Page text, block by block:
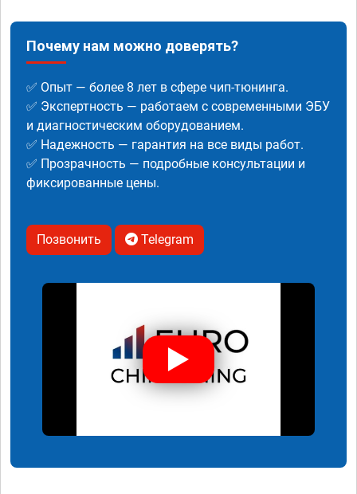
Почему нам можно доверять?
✅ Опыт — более 8 лет в сфере чип-тюнинга.
✅ Экспертность — работаем с современными ЭБУ
и диагностическим оборудованием.
✅ Надежность — гарантия на все виды работ.
✅ Прозрачность — подробные консультации и
фиксированные цены.
Позвонить Telegram